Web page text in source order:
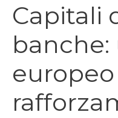
Capitali